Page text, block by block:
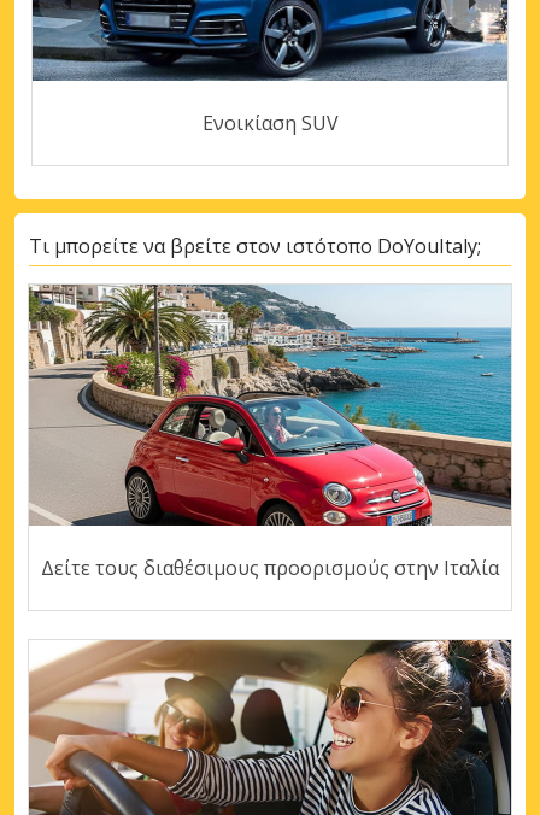
Ενοικίαση SUV
Τι μπορείτε να βρείτε στον ιστότοπο DoYouItaly;
Δείτε τους διαθέσιμους προορισμούς στην Ιταλία